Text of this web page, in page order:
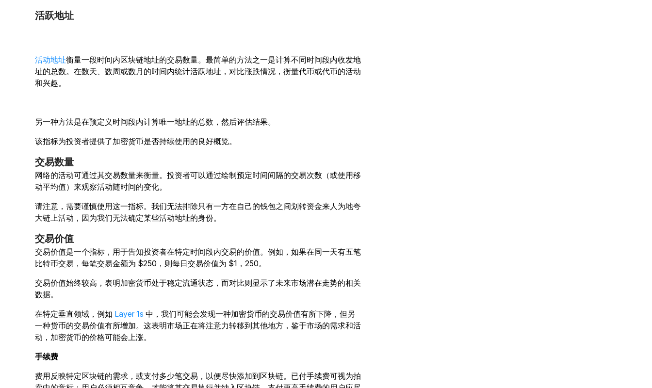
活跃地址
活动地址衡量一段时间内区块链地址的交易数量。最简单的方法之一是计算不同时间段内收发地
址的总数。在数天、数周或数月的时间内统计活跃地址，对比涨跌情况，衡量代币或代币的活动
和兴趣。
另一种方法是在预定义时间段内计算唯一地址的总数，然后评估结果。
该指标为投资者提供了加密货币是否持续使用的良好概览。
交易数量
网络的活动可通过其交易数量来衡量。投资者可以通过绘制预定时间间隔的交易次数（或使用移
动平均值）来观察活动随时间的变化。
请注意，需要谨慎使用这一指标。我们无法排除只有一方在自己的钱包之间划转资金来人为地夸
大链上活动，因为我们无法确定某些活动地址的身份。
交易价值
交易价值是一个指标，用于告知投资者在特定时间段内交易的价值。例如，如果在同一天有五笔
比特币交易，每笔交易金额为 $250，则每日交易价值为 $1，250。
交易价值始终较高，表明加密货币处于稳定流通状态，而对比则显示了未来市场潜在走势的相关
数据。
在特定垂直领域，例如 Layer 1s 中 ，我们可能会发现一种加密货币的交易价值有所下降，但另
一种货币的交易价值有所增加。这表明市场正在将注意力转移到其他地方，鉴于市场的需求和活
动，加密货币的价格可能会上涨。
手续费
费用反映特定区块链的需求，或支付多少笔交易，以便尽快添加到区块链。已付手续费可视为拍